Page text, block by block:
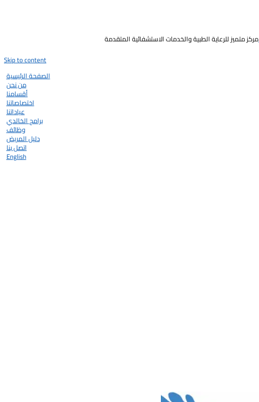
مركز متميز للرعاية الطبية والخدمات الاستشفائية المتقدمة
Skip to content
الصفحة الرئيسية
من نحن
أقسامنا
اختصاصاتنا
عياداتنا
برامج الخالدي
وظائف
دليل المريض
اتصل بنا
English